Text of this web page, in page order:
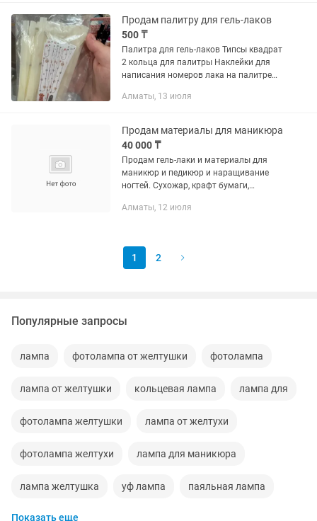
Продам палитру для гель-лаков
500 ₸
Палитра для гель-лаков Типсы квадрат
2 кольца для палитры Наклейки для
написания номеров лака на палитре
микрорайон Цена 500 Есть еще: лампа,
Алматы, 13 июля
Продам материалы для маникюра
40 000 ₸
Продам гель-лаки и материалы для
маникюр и педикюр и наращивание
ногтей. Сухожар, крафт бумаги,
Алматы, 12 июля
1 2
Популярные запросы
лампа фотолампа от желтушки фотолампа
лампа от желтушки кольцевая лампа лампа для
фотолампа желтушки лампа от желтухи
фотолампа желтухи лампа для маникюра
лампа желтушка уф лампа паяльная лампа
Показать еще